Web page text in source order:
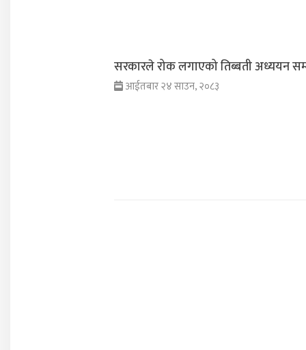
सरकारले रोक लगाएको तिब्बती अध्ययन
आईतबार २४ साउन, २०८३